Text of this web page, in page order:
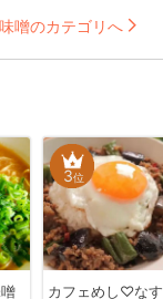
味噌のカテゴリへ
3位
カフェめし♡な